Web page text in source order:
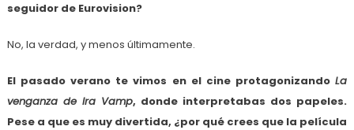
seguidor de Eurovision?
No, la verdad, y menos últimamente.
El pasado verano te vimos en el cine protagonizandoLa
venganza de Ira Vamp, donde interpretabas dos papeles.
Pese a que es muy divertida, ¿por qué crees que la película